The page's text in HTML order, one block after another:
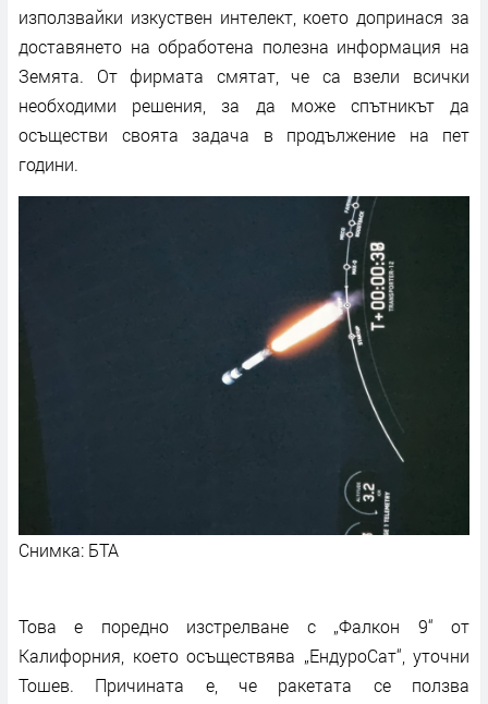
използвайки изкуствен интелект, което допринася за
доставянето на обработена полезна информация на
Земята. От фирмата смятат, че са взели всички
необходими решения, за да може спътникът да
осъществи своята задача в продължение на пет
години.
Снимка: БТА
Това е поредно изстрелване с „Фалкон 9“ от
Калифорния, което осъществява „ЕндуроСат“, уточни
Тошев. Причината е, че ракетата се ползва